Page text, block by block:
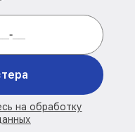
на обработку